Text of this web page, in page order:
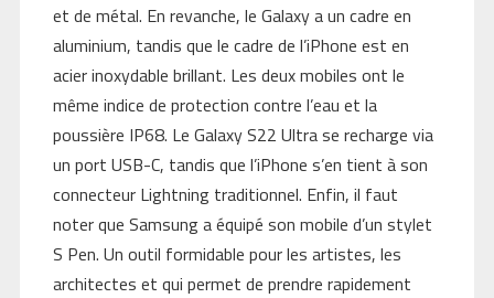
et de métal. En revanche, le Galaxy a un cadre en
aluminium, tandis que le cadre de l’iPhone est en
acier inoxydable brillant. Les deux mobiles ont le
même indice de protection contre l’eau et la
poussière IP68. Le Galaxy S22 Ultra se recharge via
un port USB-C, tandis que l’iPhone s’en tient à son
connecteur Lightning traditionnel. Enfin, il faut
noter que Samsung a équipé son mobile d’un stylet
S Pen. Un outil formidable pour les artistes, les
architectes et qui permet de prendre rapidement